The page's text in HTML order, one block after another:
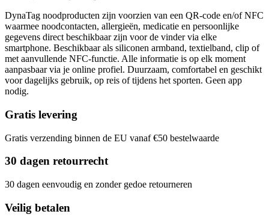
DynaTag noodproducten zijn voorzien van een QR-code en/of NFC
waarmee noodcontacten, allergieën, medicatie en persoonlijke
gegevens direct beschikbaar zijn voor de vinder via elke
smartphone. Beschikbaar als siliconen armband, textielband, clip of
met aanvullende NFC-functie. Alle informatie is op elk moment
aanpasbaar via je online profiel. Duurzaam, comfortabel en geschikt
voor dagelijks gebruik, op reis of tijdens het sporten. Geen app
nodig.
Gratis levering
Gratis verzending binnen de EU vanaf €50 bestelwaarde
30 dagen retourrecht
30 dagen eenvoudig en zonder gedoe retourneren
Veilig betalen